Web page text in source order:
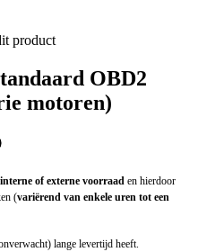
product
OBD2
motoren)
interne of externe voorraad en hierdoor
(variërend van enkele uren tot een
lange levertijd heeft.